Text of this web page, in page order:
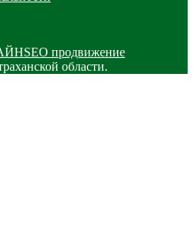
SEO продвижение
области.